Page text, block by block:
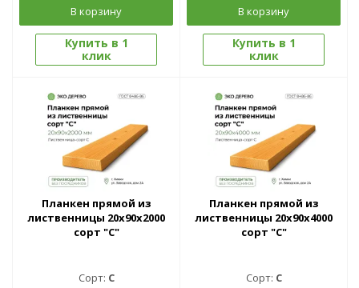
В корзину
Купить в 1
клик
В корзину
Купить в 1
клик
Планкен прямой из
лиственницы 20x90х2000
сорт "С"
Сорт: C
Планкен прямой из
лиственницы 20x90х4000
сорт "С"
Сорт: C